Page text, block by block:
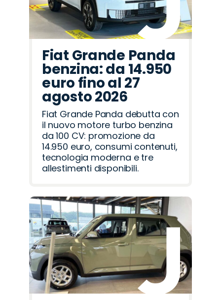
Fiat Grande Panda
benzina: da 14.950
euro fino al 27
agosto 2026
Fiat Grande Panda debutta con
il nuovo motore turbo benzina
da 100 CV: promozione da
14.950 euro, consumi contenuti,
tecnologia moderna e tre
allestimenti disponibili.